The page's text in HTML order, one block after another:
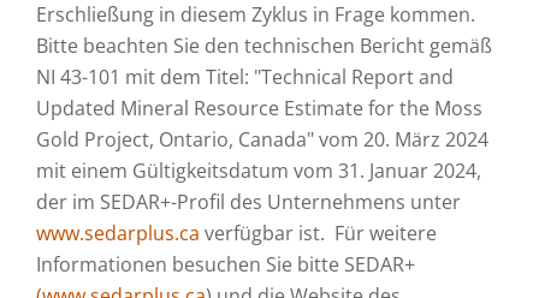
Erschließung in diesem Zyklus in Frage kommen.
Bitte beachten Sie den technischen Bericht gemäß
NI 43-101 mit dem Titel: "Technical Report and
Updated Mineral Resource Estimate for the Moss
Gold Project, Ontario, Canada" vom 20. März 2024
mit einem Gültigkeitsdatum vom 31. Januar 2024,
der im SEDAR+-Profil des Unternehmens unter
www.sedarplus.ca verfügbar ist. Für weitere
Informationen besuchen Sie bitte SEDAR+